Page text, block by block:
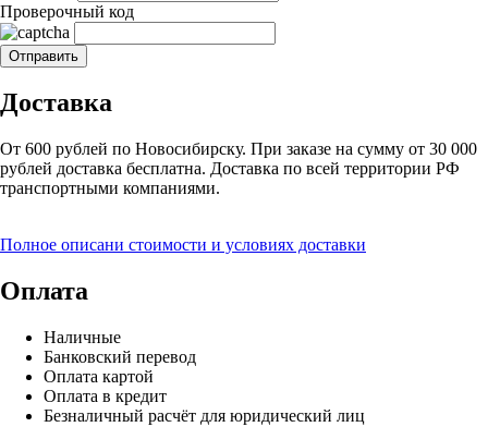
Проверочный код
Доставка
От 600 рублей по Новосибирску. При заказе на сумму от 30 000
рублей доставка бесплатна. Доставка по всей территории РФ
транспортными компаниями.
Полное описани стоимости и условиях доставки
Оплата
Наличные
Банковский перевод
Оплата картой
Оплата в кредит
Безналичный расчёт для юридический лиц